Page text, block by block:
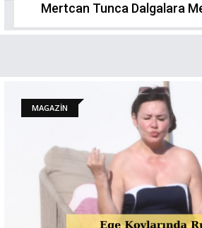
Mertcan Tunca Dalgalara
MAGAZİN